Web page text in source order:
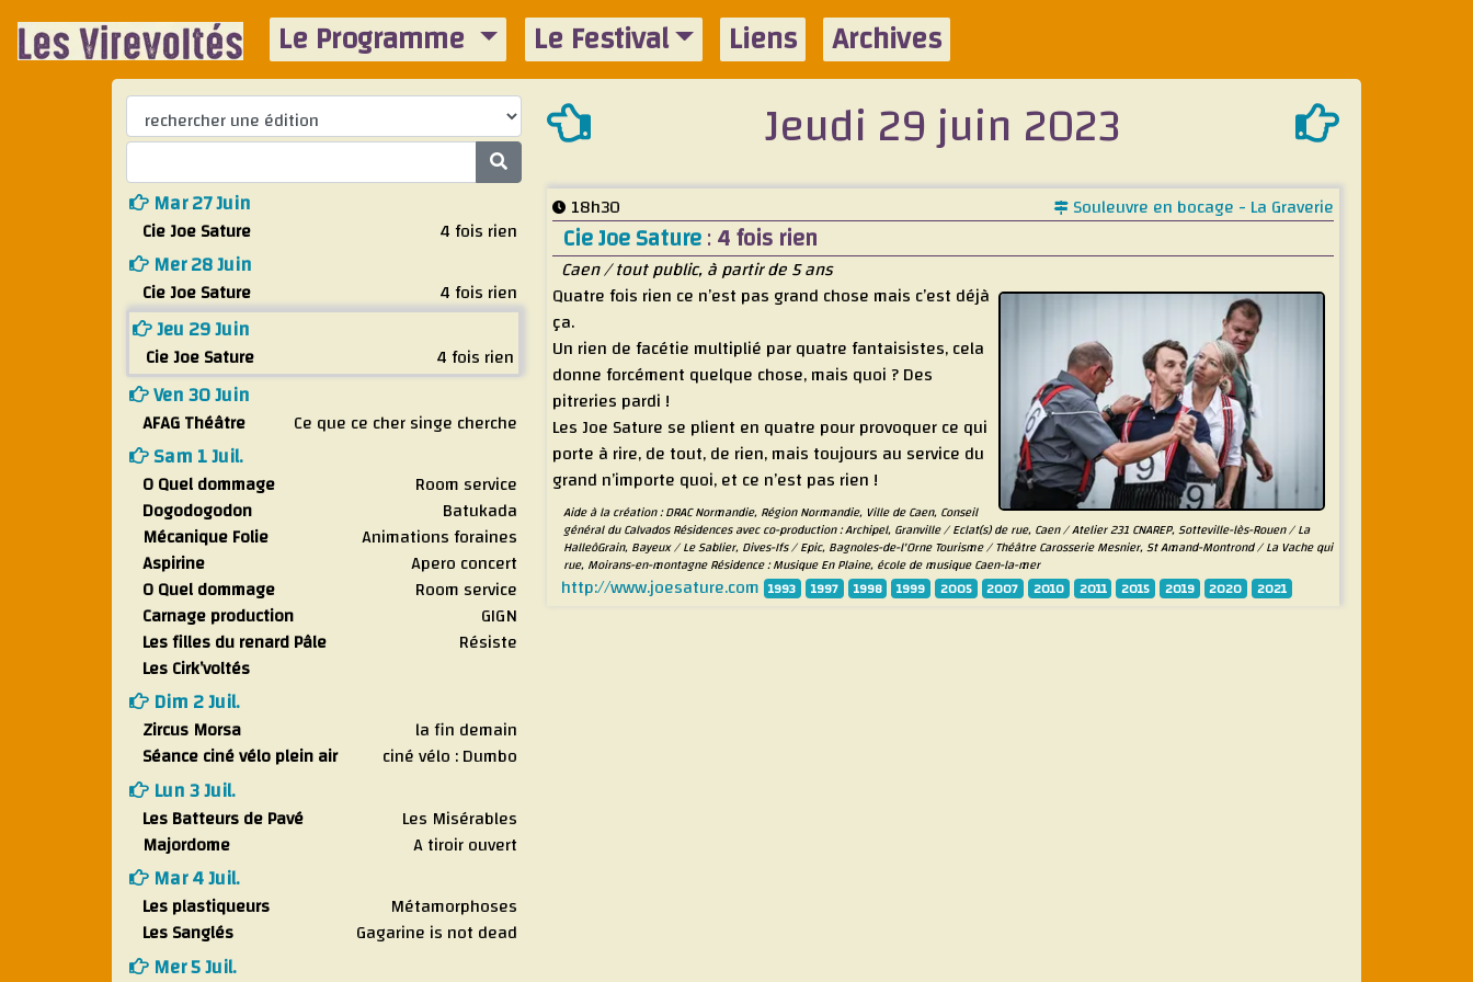
Le Programme Le Festival Liens Archives
Mar 27 Juin
Cie Joe Sature 4 fois rien
Mer 28 Juin
Cie Joe Sature 4 fois rien
Jeu 29 Juin
Cie Joe Sature 4 fois rien
Ven 30 Juin
AFAG Théâtre Ce que ce cher singe cherche
Sam 1 Juil.
O Quel dommage
Room service
Dogodogodon
Batukada
Mécanique Folie
Animations foraines
Aspirine
Apero concert
O Quel dommage
Room service
Carnage production
GIGN
Les filles du renard Pâle
Résiste
Les Cirk’voltés
Dim 2 Juil.
Zircus Morsa
la fin demain
Séance ciné vélo plein air
ciné vélo : Dumbo
Lun 3 Juil.
Les Batteurs de Pavé
Les Misérables
Majordome
A tiroir ouvert
Mar 4 Juil.
Les plastiqueurs
Métamorphoses
Les Sanglés
Gagarine is not dead
Mer 5 Juil.
Jeudi 29 juin 2023
18h30 Souleuvre en bocage - La Graverie
Cie Joe Sature:4 fois rien
Caen / tout public, à partir de 5 ans
Quatre fois rien ce n’est pas grand chose mais c’est déjà
ça.
Un rien de facétie multiplié par quatre fantaisistes, cela
donne forcément quelque chose, mais quoi ? Des
pitreries pardi !
Les Joe Sature se plient en quatre pour provoquer ce qui
porte à rire, de tout, de rien, mais toujours au service du
grand n’importe quoi, et ce n’est pas rien !
Aide à la création : DRAC Normandie, Région Normandie, Ville de Caen, Conseil
général du Calvados Résidences avec co-production : Archipel, Granville / Eclat(s) de rue, Caen / Atelier 231 CNAREP, Sotteville-lès-Rouen / La
HalleôGrain, Bayeux / Le Sablier, Dives-Ifs / Epic, Bagnoles-de-l'Orne Tourisme / Théâtre Carosserie Mesnier, St Amand-Montrond / La Vache qui
rue, Moirans-en-montagne Résidence : Musique En Plaine, école de musique Caen-la-mer
http://www.joesature.com 1993 1997 1998 1999 2005 2007 2010 2011 2015 2019 2020 2021